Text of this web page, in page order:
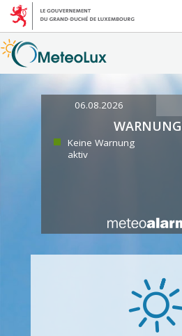
06.08.2026
Keine Warnung
aktiv